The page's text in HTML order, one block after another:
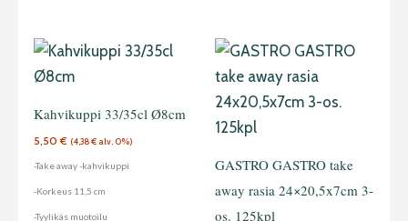
Kahvikuppi 33/35cl Ø8cm
5,50€ (4,38€ alv. 0%)
-Take away -kahvikuppi
-Korkeus 11,5 cm
-Tyylikäs muotoilu
GASTRO GASTRO take
away rasia 24×20,5x7cm 3-
os. 125kpl